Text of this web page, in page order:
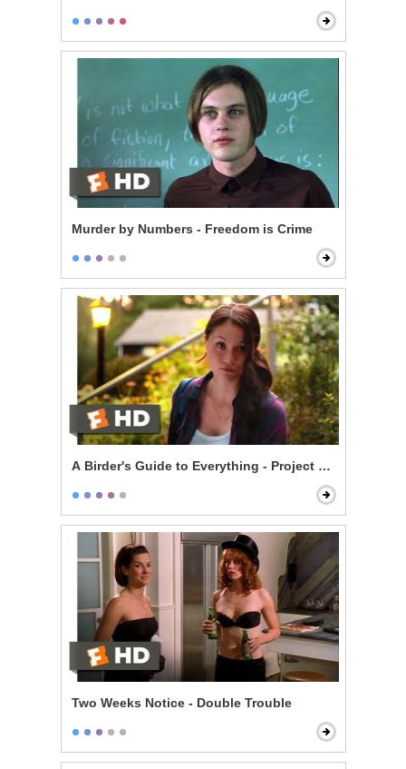
Murder by Numbers - Freedom is Crime
A Birder's Guide to Everything - Project ANAS
Two Weeks Notice - Double Trouble